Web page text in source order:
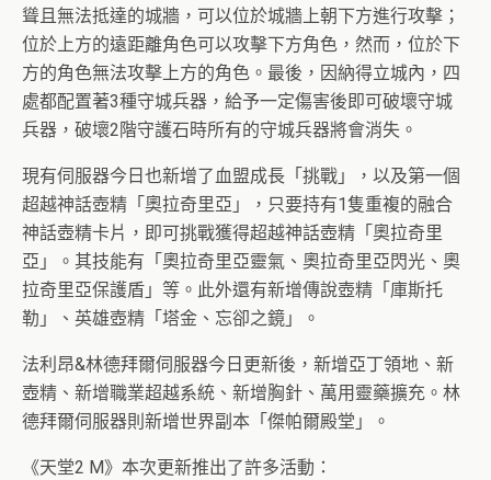
聳且無法抵達的城牆，可以位於城牆上朝下方進行攻擊；
位於上方的遠距離角色可以攻擊下方角色，然而，位於下
方的角色無法攻擊上方的角色。最後，因納得立城內，四
處都配置著3種守城兵器，給予一定傷害後即可破壞守城
兵器，破壞2階守護石時所有的守城兵器將會消失。
現有伺服器今日也新增了血盟成長「挑戰」，以及第一個
超越神話壺精「奧拉奇里亞」，只要持有1隻重複的融合
神話壺精卡片，即可挑戰獲得超越神話壺精「奧拉奇里
亞」。其技能有「奧拉奇里亞靈氣、奧拉奇里亞閃光、奧
拉奇里亞保護盾」等。此外還有新增傳說壺精「庫斯托
勒」、英雄壺精「塔金、忘卻之鏡」。
法利昂&林德拜爾伺服器今日更新後，新增亞丁領地、新
壺精、新增職業超越系統、新增胸針、萬用靈藥擴充。林
德拜爾伺服器則新增世界副本「傑帕爾殿堂」。
《天堂2 M》本次更新推出了許多活動：